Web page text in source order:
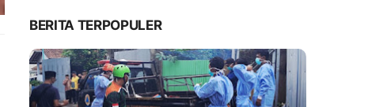
BERITA TERPOPULER